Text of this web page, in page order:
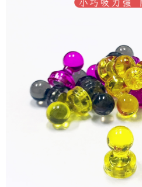
１．透過由恩沛科技股份有限公司提供
３．未成年的使用者請事先徵得法定代
「AFTEE先享後付」，若未經同意申辦
４．使用「AFTEE先享後付」時，將依
時審查核予不同之上限額度；若仍有額
請求用戶進行身份認證。
５．嚴禁一人註冊多個帳號或使用他人
恩沛科技股份有限公司將有權停止該用